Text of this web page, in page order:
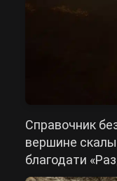
Справочник
вершине
благодати